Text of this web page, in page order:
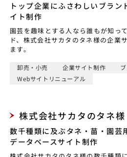
トップ企業にふさわしいブラン
イト制作
園芸を趣味とする人なら誰もが知っ
ド、株式会社サカタのタネ様の企業
ます。
卸売・小売 企業サイト制作
Webサイトリニューアル
株式会社サカタのタネ
数千種類に及ぶタネ・苗・園芸
データベースサイト制作